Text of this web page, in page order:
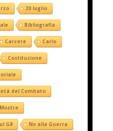
20 luglio
Bibliografia
Carcere Carlo
Costituzione
del Comitato
Mostre
G8 No alla Guerra